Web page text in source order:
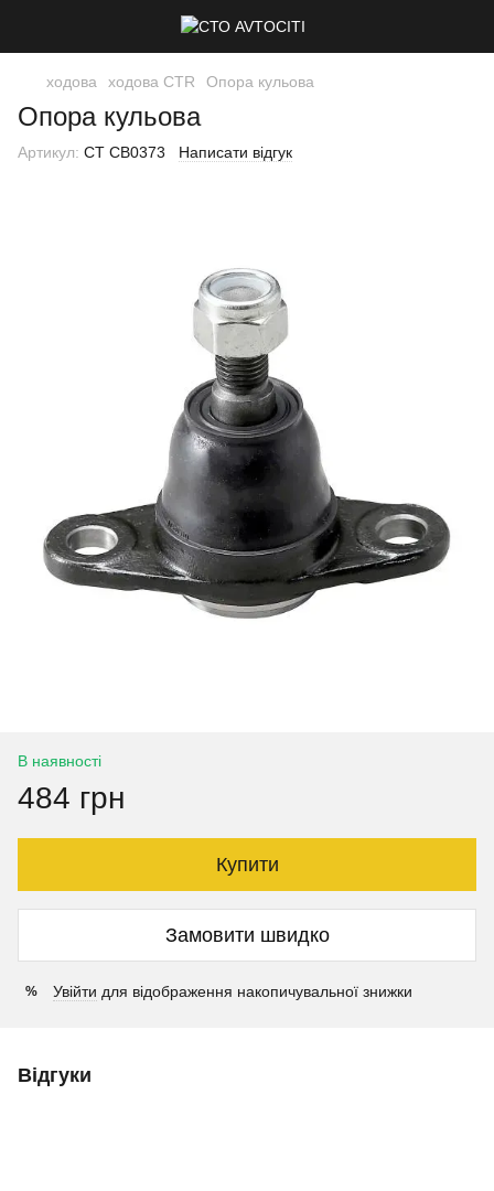
ходова ходова CTR Опора кульова
Опора кульова
Артикул: CT CB0373 Написати відгук
В наявності
484 грн
Купити
Замовити швидко
% Увійти для відображення накопичувальної знижки
Відгуки